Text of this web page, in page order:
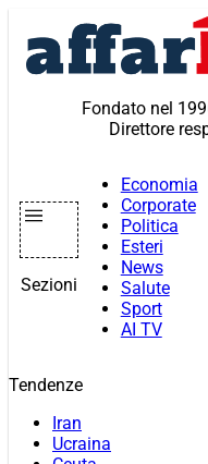
contenuto
Fondato nel
Direttore
Sezioni
Economia
Corporate
Politica
Esteri
News
Salute
Sport
AI TV
Tendenze
Iran
Ucraina